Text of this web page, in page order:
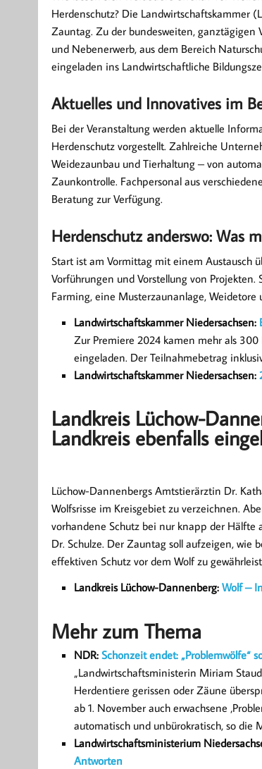
Herdenschutz? Die Landwirtschaftskammer
Zauntag. Zu der bundesweiten, ganztägigen
und Nebenerwerb, aus dem Bereich
eingeladen ins Landwirtschaftliche
Aktuelles und Innovatives im
Bei der Veranstaltung werden aktuelle
Herdenschutz vorgestellt. Zahlreiche
Weidezaunbau und Tierhaltung – von
Zaunkontrolle. Fachpersonal aus
Beratung zur Verfügung.
Herdenschutz anderswo: Was
Start ist am Vormittag mit einem Austausch
Vorführungen und Vorstellung von
Farming, eine Musterzaunanlage, Weidetore
Landwirtschaftskammer Niedersachsen:
Zur Premiere 2024 kamen mehr als
eingeladen. Der Teilnahmebetrag
Landwirtschaftskammer Niedersachsen:
Landkreis Lüchow-
Landkreis ebenfalls
Lüchow-Dannenbergs Amtstierärztin Dr.
Wolfsrisse im Kreisgebiet zu verzeichnen.
vorhandene Schutz bei nur knapp der Hälfte
Dr. Schulze. Der Zauntag soll aufzeigen,
effektiven Schutz vor dem Wolf zu
Landkreis Lüchow-Dannenberg: Wolf –
Mehr zum Thema
NDR: Schonzeit endet: „Problemwölfe“
„Landwirtschaftsministerin Miriam
Herdentiere gerissen oder Zäune
ab 1. November auch erwachsene
automatisch und unbürokratisch, so die
Landwirtschaftsministerium
Antworten